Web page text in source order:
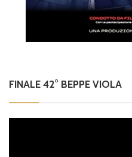
FINALE 42° BEPPE VIOLA